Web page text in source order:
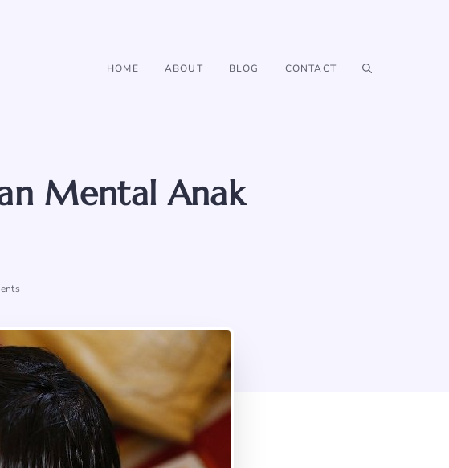
HOME ABOUT BLOG CONTACT
Mental Anak